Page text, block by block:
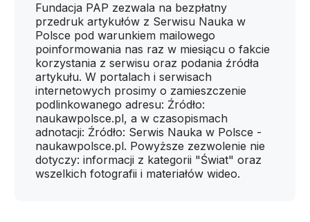
Fundacja PAP zezwala na bezpłatny
przedruk artykułów z Serwisu Nauka w
Polsce pod warunkiem mailowego
poinformowania nas raz w miesiącu o fakcie
korzystania z serwisu oraz podania źródła
artykułu. W portalach i serwisach
internetowych prosimy o zamieszczenie
podlinkowanego adresu: Źródło:
naukawpolsce.pl, a w czasopismach
adnotacji: Źródło: Serwis Nauka w Polsce -
naukawpolsce.pl. Powyższe zezwolenie nie
dotyczy: informacji z kategorii "Świat" oraz
wszelkich fotografii i materiałów wideo.